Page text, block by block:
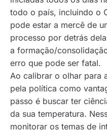
todo o país, incluindo o
pode estar a mercê de
processo por detrás
a formação/
erro que pode ser fatal.
Ao calibrar o olhar para
pela política como
passo é buscar ter
da sua temperatura.
monitorar os temas de